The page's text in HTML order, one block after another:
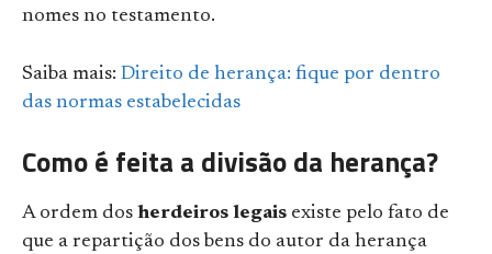
nomes no testamento.
Saiba mais: Direito de herança: fique por dentro
das normas estabelecidas
Como é feita a divisão da herança?
A ordem dos herdeiros legais existe pelo fato de
que a repartição dos bens do autor da herança